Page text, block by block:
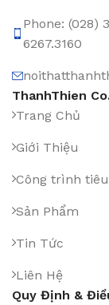
Phone: (028)
6267.3160
ThanhThien
Trang Chủ
Giới Thiệu
Công trình
Sản Phẩm
Tin Tức
Liên Hệ
Quy Định &